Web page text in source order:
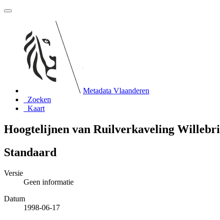
Metadata Vlaanderen
Zoeken
Kaart
Hoogtelijnen van Ruilverkaveling
Standaard
Versie
Geen informatie
Datum
1998-06-17